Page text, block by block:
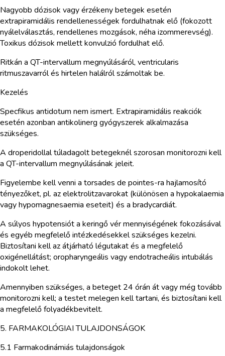
Nagyobb dózisok vagy érzékeny betegek esetén
extrapiramidális rendellenességek fordulhatnak elő (fokozott
nyálelválasztás, rendellenes mozgások, néha izommerevség).
Toxikus dózisok mellett konvulzió fordulhat elő.
Ritkán a QT-intervallum megnyúlásáról, ventricularis
ritmuszavarról és hirtelen halálról számoltak be.
Kezelés
Specfikus antidotum nem ismert. Extrapiramidális reakciók
esetén azonban antikolinerg gyógyszerek alkalmazása
szükséges.
A droperidollal túladagolt betegeknél szorosan monitorozni kell
a QT-intervallum megnyúlásának jeleit.
Figyelembe kell venni a torsades de pointes-ra hajlamosító
tényezőket, pl. az elektrolitzavarokat (különösen a hypokalaemia
vagy hypomagnesaemia eseteit) és a bradycardiát.
A súlyos hypotensiót a keringő vér mennyiségének fokozásával
és egyéb megfelelő intézkedésekkel szükséges kezelni.
Biztosítani kell az átjárható légutakat és a megfelelő
oxigénellátást; oropharyngeális vagy endotracheális intubálás
indokolt lehet.
Amennyiben szükséges, a beteget 24 órán át vagy még tovább
monitorozni kell; a testet melegen kell tartani, és biztosítani kell
a megfelelő folyadékbevitelt.
5. FARMAKOLÓGIAI TULAJDONSÁGOK
5.1 Farmakodinámiás tulajdonságok